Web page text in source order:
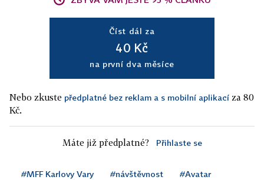
Číst dál za
40 Kč
na první dva měsíce
Nebo zkuste předplatné bez reklam a s mobilní aplikací za 80
Kč.
Máte již předplatné? Přihlaste se
#MFF Karlovy Vary #návštěvnost #Avatar